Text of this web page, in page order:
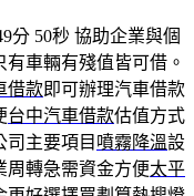
分 50秒 協助企業與個
有車輛有殘值皆可借。
借款即可辦理汽車借款
台中汽車借款估值方式
司主要項目 噴霧降溫設
周轉急需資金方便太平